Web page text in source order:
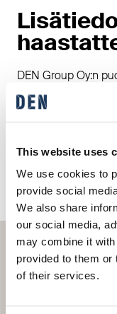
This website uses
We use cookies to
provide social
We also share
our social media,
may combine it
provided to them or
of their services.
DEN Group Oy:n
Maria Mroue
+358 50 393 4974
Uusien Talliosake
Mikko Lahtinen |
Me DENillä
hankintojen